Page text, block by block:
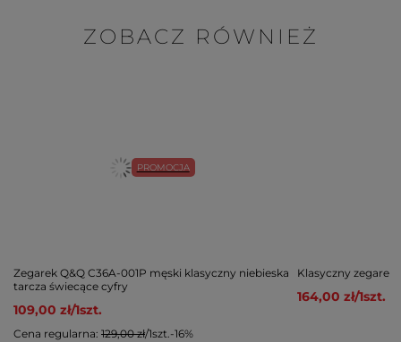
ZOBACZ RÓWNIEŻ
PROMOCJA
Zegarek Q&Q C36A-001P męski klasyczny niebieska
tarcza świecące cyfry
109,00 zł/1szt.
Cena regularna: 129,00 zł/1szt.-16%
Klasyczny zegarek
164,00 zł/1szt.